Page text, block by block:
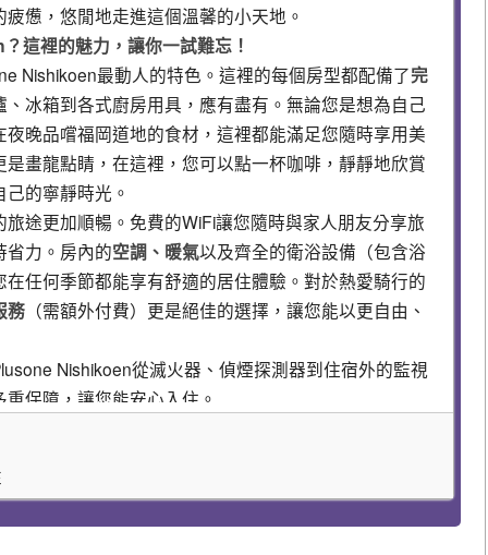
憊，悠閒地走進這個溫馨的小天地。
這裡的魅力，讓你一試難忘！
Nishikoen最動人的特色。這裡的每個房型都配備了完
、冰箱到各式廚房用具，應有盡有。無論您是想為自己
晚品嚐福岡道地的食材，這裡都能滿足您隨時享用美
是畫龍點睛，在這裡，您可以點一杯咖啡，靜靜地欣賞
的寧靜時光。
旅途更加順暢。免費的WiFi讓您隨時與家人朋友分享旅
省力。房內的空調、暖氣以及齊全的衛浴設備（包含浴
任何季節都能享有舒適的居住體驗。對於熱愛騎行的
務 （需額外付費）更是絕佳的選擇，讓您能以更自由、
Nishikoen從滅火器、偵煙探測器到住宿外的監視
保障，讓您能安心入住。
加精彩！
有了探索福岡的絕佳起點。飯店周邊交通便利，步行或
彩景點：
店不遠，這個城市綠洲擁有廣闊的湖泊和日式庭園，是